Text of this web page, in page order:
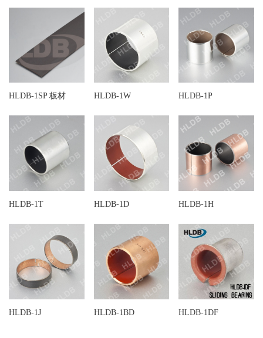
HLDB-1SP 板材 HLDB-1W HLDB-1P
HLDB-1T HLDB-1D HLDB-1H
HLDB-1J HLDB-1BD HLDB-1DF